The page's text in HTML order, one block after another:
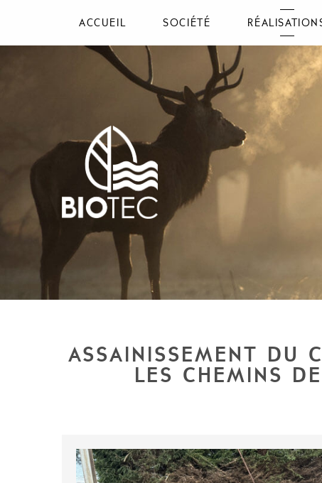
ACCUEIL SOCIÉTÉ
ASSAINISSEMENT DU
LES CHEMINS